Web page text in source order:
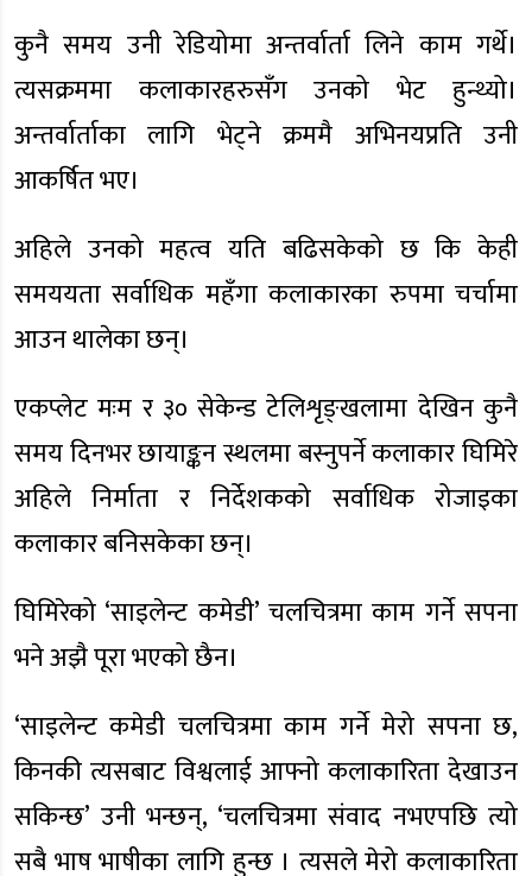
कुनै समय उनी रेडियोमा अन्तर्वार्ता लिने काम गर्थे।
त्यसक्रममा कलाकारहरुसँग उनको भेट हुन्थ्यो।
अन्तर्वार्ताका लागि भेट्ने क्रममै अभिनयप्रति उनी
आकर्षित भए।
अहिले उनको महत्व यति बढिसकेको छ कि केही
समययता सर्वाधिक महँगा कलाकारका रुपमा चर्चामा
आउन थालेका छन्।
एकप्लेट मःम र ३० सेकेन्ड टेलिशृङ्खलामा देखिन कुनै
समय दिनभर छायाङ्कन स्थलमा बस्नुपर्ने कलाकार घिमिरे
अहिले निर्माता र निर्देशकको सर्वाधिक रोजाइका
कलाकार बनिसकेका छन्।
घिमिरेको ‘साइलेन्ट कमेडी’ चलचित्रमा काम गर्ने सपना
भने अझै पूरा भएको छैन।
‘साइलेन्ट कमेडी चलचित्रमा काम गर्ने मेरो सपना छ,
किनकी त्यसबाट विश्वलाई आफ्नो कलाकारिता देखाउन
सकिन्छ’ उनी भन्छन्, ‘चलचित्रमा संवाद नभएपछि त्यो
सबै भाष भाषीका लागि हुन्छ । त्यसले मेरो कलाकारिता